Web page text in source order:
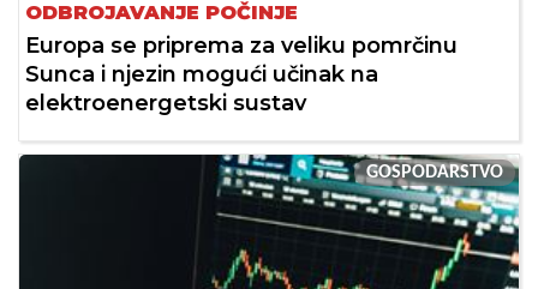
ODBROJAVANJE POČINJE
Europa se priprema za veliku pomrčinu
Sunca i njezin mogući učinak na
elektroenergetski sustav
GOSPODARSTVO